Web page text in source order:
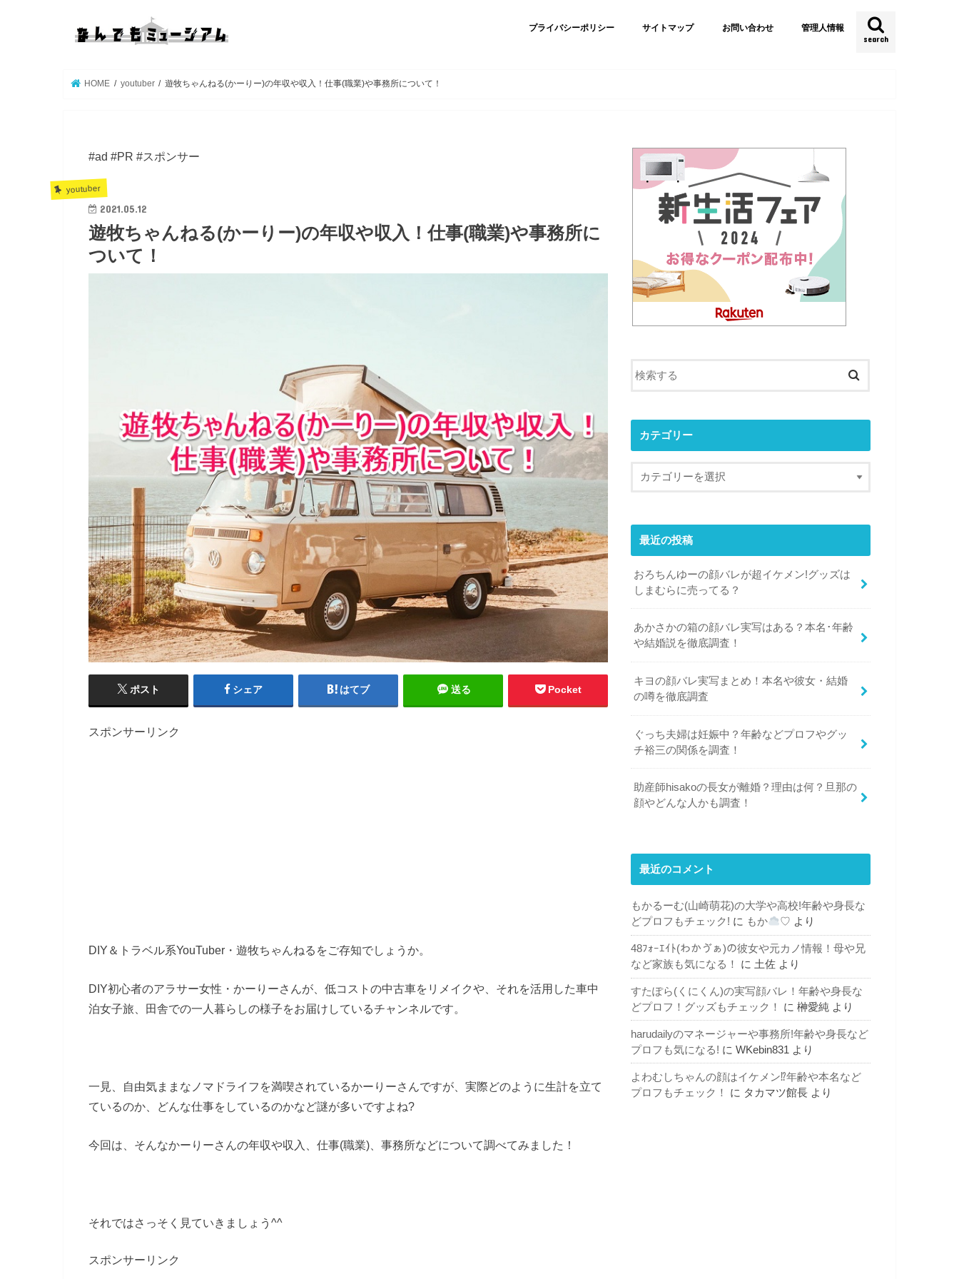
search
プライバシーポリシー サイトマップ お問い合わせ 管理人情報
HOME youtuber 遊牧ちゃんねる(かーりー)の年収や収入！仕事(職業)や事務所について！
#ad #PR #スポンサー
youtuber
2021.05.12
遊牧ちゃんねる(かーりー)の年収や収入！仕事(職業)や事務所に
ついて！
ポスト シェア はてブ 送る Pocket
スポンサーリンク
DIY＆トラベル系YouTuber・遊牧ちゃんねるをご存知でしょうか。
DIY初心者のアラサー女性・かーりーさんが、低コストの中古車をリメイクや、それを活用した車中
泊女子旅、田舎での一人暮らしの様子をお届けしているチャンネルです。
一見、自由気ままなノマドライフを満喫されているかーりーさんですが、実際どのように生計を立て
ているのか、どんな仕事をしているのかなど謎が多いですよね?
今回は、そんなかーりーさんの年収や収入、仕事(職業)、事務所などについて調べてみました！
それではさっそく見ていきましょう^^
スポンサーリンク
カテゴリー
最近の投稿
おろちんゆーの顔バレが超イケメン!グッズは
しまむらに売ってる？
あかさかの箱の顔バレ実写はある？本名･年齢
や結婚説を徹底調査！
キヨの顔バレ実写まとめ！本名や彼女・結婚
の噂を徹底調査
ぐっち夫婦は妊娠中？年齢などプロフやグッ
チ裕三の関係を調査！
助産師hisakoの長女が離婚？理由は何？旦那の
顔やどんな人かも調査！
最近のコメント
もかるーむ(山崎萌花)の大学や高校!年齢や身長な
どプロフもチェック! に もか ♡ より
48ﾌｫｰｴｲﾄ(わかゔぁ)の彼女や元カノ情報！母や兄
など家族も気になる！
に 土佐 より
すたぽら(くにくん)の実写顔バレ！年齢や身長な
どプロフ！グッズもチェック！
に 榊愛純 より
harudailyのマネージャーや事務所!年齢や身長など
プロフも気になる! に WKebin831 より
よわむしちゃんの顔はイケメン⁉年齢や本名など
プロフもチェック！
に タカマツ館長 より